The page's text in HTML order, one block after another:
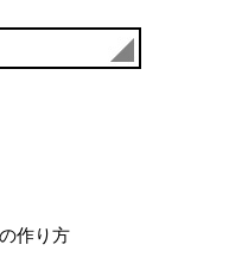
作り方